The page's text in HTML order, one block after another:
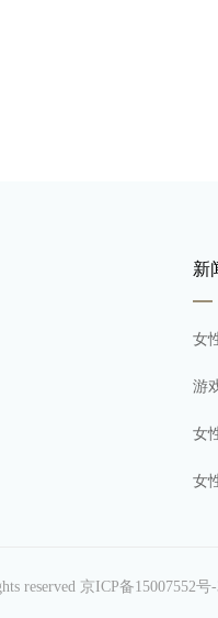
新
女
游
女
女
reserved 京ICP备15007552号